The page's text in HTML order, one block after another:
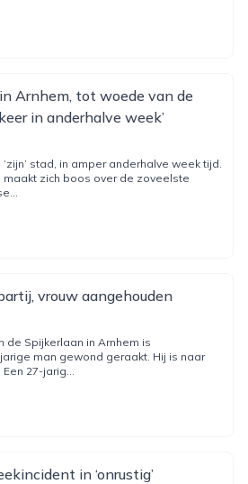
Arnhem, tot woede van de
in anderhalve week’
stad, in amper anderhalve week tijd.
maakt zich boos over de zoveelste
vrouw aangehouden
de Spijkerlaan in Arnhem is
man gewond geraakt. Hij is naar
27-jarig...
in ‘onrustig’